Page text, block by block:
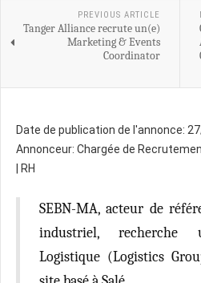
PREVIOUS ARTICLE
Tanger Alliance recrute un(e)
Marketing & Events
Coordinator
Date de publication de l'annonce:
Annonceur: Chargée de
| RH
SEBN-MA, acteur de
industriel, recherche
Logistique (Logistics